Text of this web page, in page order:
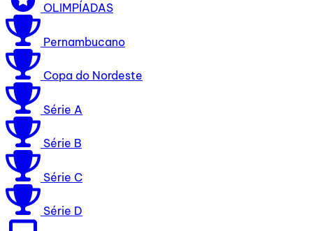
OLIMPÍADAS
Pernambucano
Copa do Nordeste
Série A
Série B
Série C
Série D